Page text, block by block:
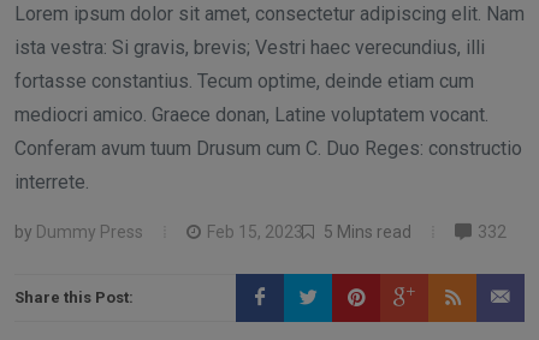
Lorem ipsum dolor sit amet, consectetur adipiscing elit. Nam
ista vestra: Si gravis, brevis; Vestri haec verecundius, illi
fortasse constantius. Tecum optime, deinde etiam cum
mediocri amico. Graece donan, Latine voluptatem vocant.
Conferam avum tuum Drusum cum C. Duo Reges: constructio
interrete.
by Dummy Press Feb 15, 2023 5 Mins read 332
Share this Post: